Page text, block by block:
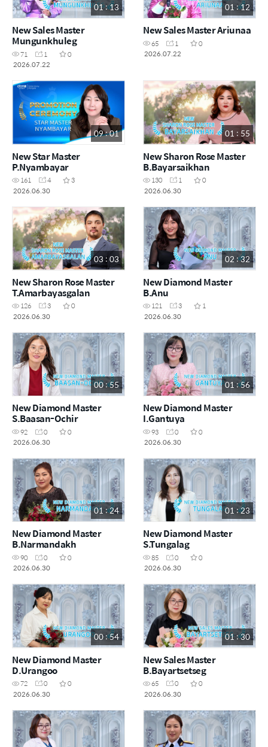
01 : 13
New Sales Master
Mungunkhuleg
71 1
0
2026.07.22
01 : 12
New Sales Master Ariunaa
65 1
0
2026.07.22
09 : 01
New Star Master
P.Nyambayar
161 4
3
2026.06.30
01 : 55
New Sharon Rose Master
B.Bayarsaikhan
130 1
0
2026.06.30
03 : 03
New Sharon Rose Master
T.Amarbayasgalan
126 3
0
2026.06.30
02 : 32
New Diamond Master
B.Anu
121 3
1
2026.06.30
00 : 55
New Diamond Master
S.Baasan-Ochir
92 0
0
2026.06.30
01 : 56
New Diamond Master
I.Gantuya
93 0
0
2026.06.30
01 : 24
New Diamond Master
B.Narmandakh
90 0
0
2026.06.30
01 : 23
New Diamond Master
S.Tungalag
85 0
0
2026.06.30
00 : 54
New Diamond Master
D.Urangoo
72 0
0
2026.06.30
01 : 30
New Sales Master
B.Bayartsetseg
65 0
0
2026.06.30